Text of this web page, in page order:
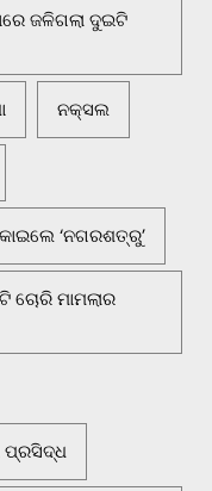
ଜଳିଗଲା ଦୁଇଟି
ନକ୍ସଲ
‘ନଗରଶତ୍ରୁ’
ଚୋରି ମାମଲାର
ପ୍ରସିଦ୍ଧ